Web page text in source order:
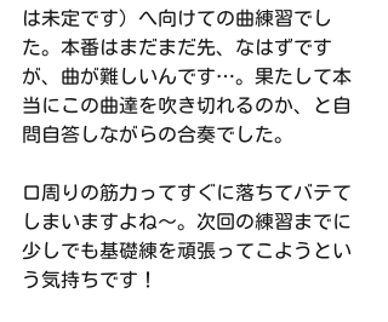
は未定です）へ向けての曲練習でし
た。本番はまだまだ先、なはずです
が、曲が難しいんです…。果たして本
当にこの曲達を吹き切れるのか、と自
問自答しながらの合奏でした。
口周りの筋力ってすぐに落ちてバテて
しまいますよね〜。次回の練習までに
少しでも基礎練を頑張ってこようとい
う気持ちです！